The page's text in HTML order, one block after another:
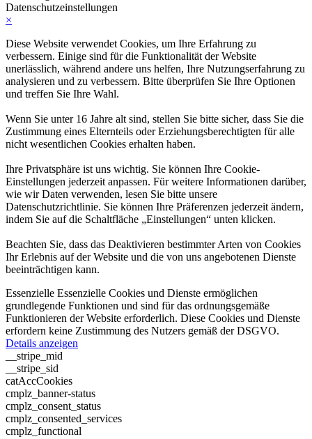
Datenschutzeinstellungen
×
Diese Website verwendet Cookies, um Ihre Erfahrung zu
verbessern. Einige sind für die Funktionalität der Website
unerlässlich, während andere uns helfen, Ihre Nutzungserfahrung zu
analysieren und zu verbessern. Bitte überprüfen Sie Ihre Optionen
und treffen Sie Ihre Wahl.
Wenn Sie unter 16 Jahre alt sind, stellen Sie bitte sicher, dass Sie die
Zustimmung eines Elternteils oder Erziehungsberechtigten für alle
nicht wesentlichen Cookies erhalten haben.
Ihre Privatsphäre ist uns wichtig. Sie können Ihre Cookie-
Einstellungen jederzeit anpassen. Für weitere Informationen darüber,
wie wir Daten verwenden, lesen Sie bitte unsere
Datenschutzrichtlinie. Sie können Ihre Präferenzen jederzeit ändern,
indem Sie auf die Schaltfläche „Einstellungen“ unten klicken.
Beachten Sie, dass das Deaktivieren bestimmter Arten von Cookies
Ihr Erlebnis auf der Website und die von uns angebotenen Dienste
beeinträchtigen kann.
Essenzielle Essenzielle Cookies und Dienste ermöglichen
grundlegende Funktionen und sind für das ordnungsgemäße
Funktionieren der Website erforderlich. Diese Cookies und Dienste
erfordern keine Zustimmung des Nutzers gemäß der DSGVO.
Details anzeigen
__stripe_mid
__stripe_sid
catAccCookies
cmplz_banner-status
cmplz_consent_status
cmplz_consented_services
cmplz_functional